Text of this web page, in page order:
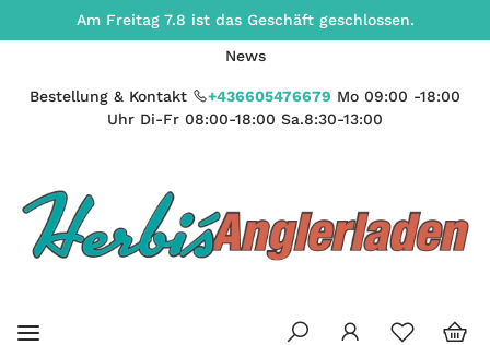
Am Freitag 7.8 ist das Geschäft geschlossen.
News
Bestellung & Kontakt +436605476679 Mo 09:00 -18:00
Uhr Di-Fr 08:00-18:00 Sa.8:30-13:00